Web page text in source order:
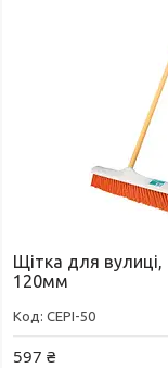
Щітка для
120мм
CEPI-50
597 ₴